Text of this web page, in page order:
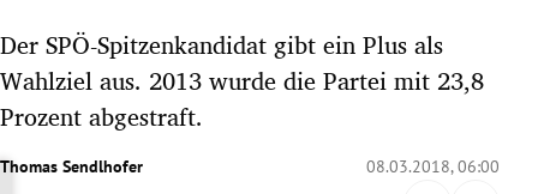
Untermenü
Untermenü
Untermenü
Der SPÖ-Spitzenkandidat gibt ein Plus als
Wahlziel aus. 2013 wurde die Partei mit 23,8
Prozent abgestraft.
Thomas Sendlhofer 08.03.2018, 06:00